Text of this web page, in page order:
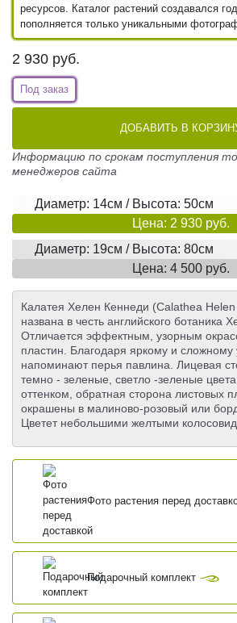
ресурсов. Каталог растений создавался
пополняется только уникальными
2 930 руб.
Под заказ
ДОБАВИТЬ В
Информацию по срокам поступления
менеджеров сайта
Диаметр: 14см / Высота: 50см
Цена: 2 930 руб.
Диаметр: 19см / Высота: 80см
Цена: 4 500 руб.
Калатея Хелен Кеннеди (Calathea
названа в честь английского ботаника
Отличается эффектным, узорным
пластин. Благодаря яркому и сложному
напоминают перья павлина. Лицевая
темно - зеленые, светло -зеленые
оттенком, обратная сторона листовых
окрашены в малиново-розовый или
Цветет небольшими желтыми
Фото растения перед
Подарочный комплект